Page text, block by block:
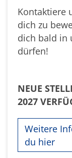
Kontaktiere
dich zu
dich bald in
dürfen!
NEUE
2027
Weitere
du hier